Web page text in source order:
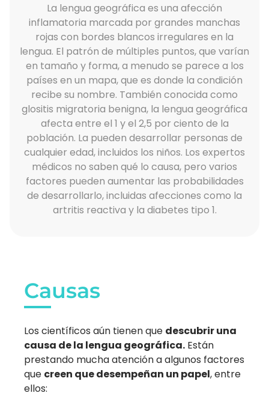
La lengua geográfica es una afección
inflamatoria marcada por grandes manchas
rojas con bordes blancos irregulares en la
lengua. El patrón de múltiples puntos, que varían
en tamaño y forma, a menudo se parece a los
países en un mapa, que es donde la condición
recibe su nombre. También conocida como
glositis migratoria benigna, la lengua geográfica
afecta entre el 1 y el 2,5 por ciento de la
población. La pueden desarrollar personas de
cualquier edad, incluidos los niños. Los expertos
médicos no saben qué lo causa, pero varios
factores pueden aumentar las probabilidades
de desarrollarlo, incluidas afecciones como la
artritis reactiva y la diabetes tipo 1.
Causas
Los científicos aún tienen que descubrir una
causa de la lengua geográfica. Están
prestando mucha atención a algunos factores
que creen que desempeñan un papel, entre
ellos: